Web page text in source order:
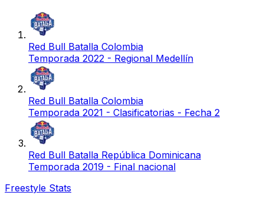
Red Bull Batalla Colombia
Temporada 2022 - Regional Medellín
Red Bull Batalla Colombia
Temporada 2021 - Clasificatorias - Fecha 2
Red Bull Batalla República Dominicana
Temporada 2019 - Final nacional
Freestyle Stats